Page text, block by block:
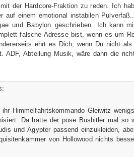
der Hardcore-Fraktion zu reden. Ich
auf einem emotional instabilen Pulverfaß..
und Babylon geschrieben. Ich kann
falsche Adresse bist, wenn es um
ehrt es Dich, wenn Du nicht als
ADF, Abteilung Musik, wäre dann die
Himmelfahrtskommando Gleiwitz
Da hätte der pöse Bushitler mal so
und Ägypter passend einzukleiden,
von Hollowood nichts